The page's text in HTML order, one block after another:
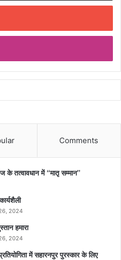
Comments
के तत्वावधान में “मातृ सम्मान”
2024
हमारा
2024
में सहारनपुर पुरस्कार के लिए